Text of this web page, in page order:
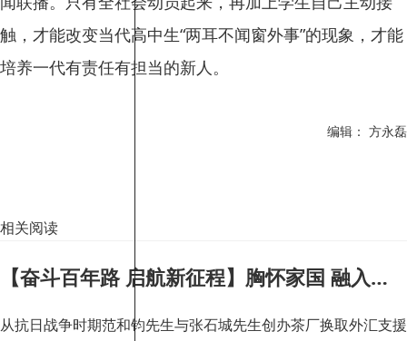
触，才能改变当代高中生“两耳不闻窗外事”的现象，才能
培养一代有责任有担当的新人。
编辑： 方永磊
相关阅读
【奋斗百年路 启航新征程】胸怀家国 融入时代
从抗日战争时期范和钧先生与张石城先生创办茶厂换取外汇支援